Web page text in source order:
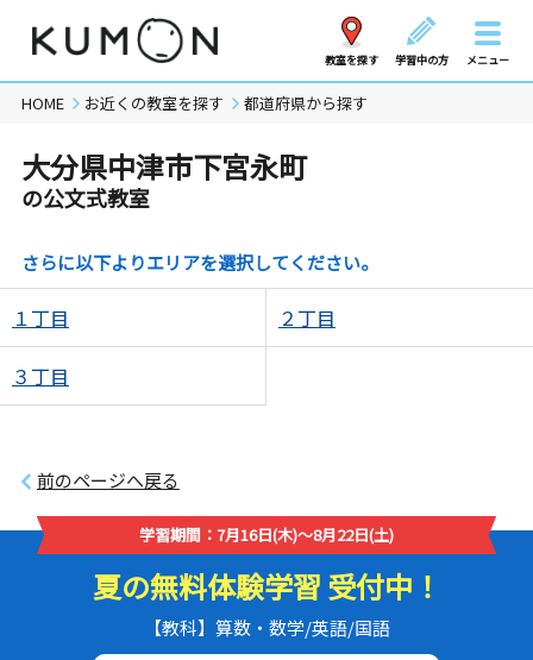
教室を探す 学習中の方 メニュー
HOME お近くの教室を探す 都道府県から探す
大分県中津市下宮永町
の公文式教室
さらに以下よりエリアを選択してください。
１丁目 ２丁目
３丁目
前のページへ戻る
学習期間：7月16日(木)～8月22日(土)
夏の無料体験学習 受付中！
【教科】算数・数学/英語/国語